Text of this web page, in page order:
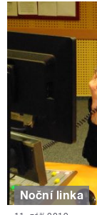
Noční linka